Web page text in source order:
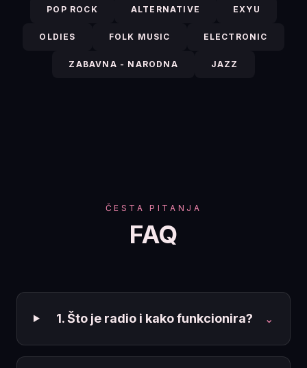
POP ROCK ALTERNATIVE EXYU
OLDIES FOLK MUSIC ELECTRONIC
ZABAVNA - NARODNA JAZZ
ČESTA PITANJA
FAQ
1. Što je radio i kako funkcionira? ⌄